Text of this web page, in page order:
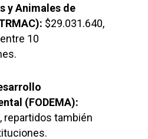
y Animales de
$29.031.640,
10
(FODEMA):
repartidos también